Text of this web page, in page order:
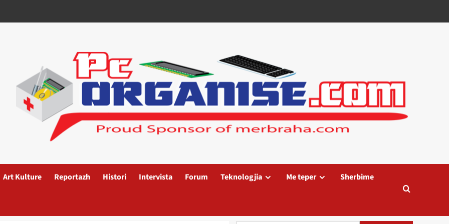
Art Kulture Reportazh Histori Intervista Forum Teknologjia Me teper Sherbime